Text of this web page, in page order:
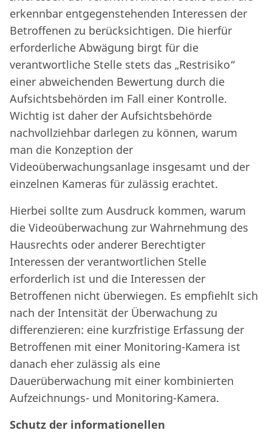
erkennbar entgegenstehenden Interessen der
Betroffenen zu berücksichtigen. Die hierfür
erforderliche Abwägung birgt für die
verantwortliche Stelle stets das „Restrisiko“
einer abweichenden Bewertung durch die
Aufsichtsbehörden im Fall einer Kontrolle.
Wichtig ist daher der Aufsichtsbehörde
nachvollziehbar darlegen zu können, warum
man die Konzeption der
Videoüberwachungsanlage insgesamt und der
einzelnen Kameras für zulässig erachtet.
Hierbei sollte zum Ausdruck kommen, warum
die Videoüberwachung zur Wahrnehmung des
Hausrechts oder anderer Berechtigter
Interessen der verantwortlichen Stelle
erforderlich ist und die Interessen der
Betroffenen nicht überwiegen. Es empfiehlt sich
nach der Intensität der Überwachung zu
differenzieren: eine kurzfristige Erfassung der
Betroffenen mit einer Monitoring-Kamera ist
danach eher zulässig als eine
Dauerüberwachung mit einer kombinierten
Aufzeichnungs- und Monitoring-Kamera.
Schutz der informationellen